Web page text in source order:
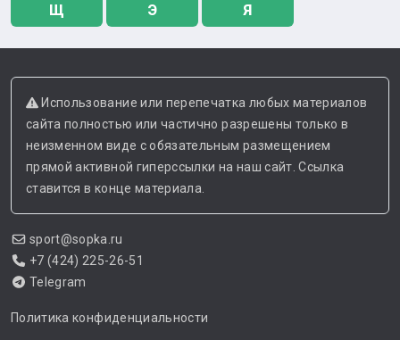
Щ Э Я
Использование или перепечатка любых материалов
сайта полностью или частично разрешены только в
неизменном виде с обязательным размещением
прямой активной гиперссылки на наш сайт. Ссылка
ставится в конце материала.
sport@sopka.ru
+7 (424) 225-26-51
Telegram
Политика конфиденциальности